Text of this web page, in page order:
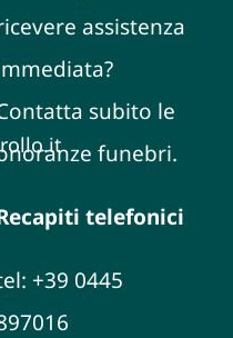
assistenza
subito le
funebri.
telefonici
+39 0445